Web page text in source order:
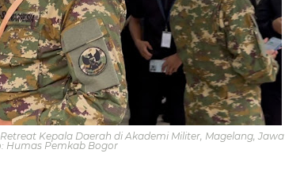
Kepala Daerah di Akademi Militer, Magelang, Jawa
Humas Pemkab Bogor